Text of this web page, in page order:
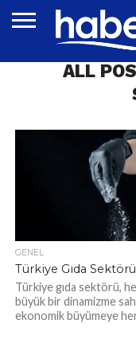
EĞITIM
EKONOMI
GENEL
MAGAZIN
OTOMOTIV
SIYASET
TEKNOLOJI
ALL
GENEL
Türkiye Gıda
Türkiye gıda sektörü,
büyük bir dinamizme
ekonomik büyümeye